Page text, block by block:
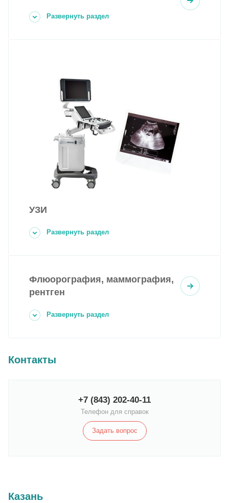
Развернуть раздел
УЗИ
Развернуть раздел
Флюорография, маммография,
рентген
Развернуть раздел
Контакты
+7 (843) 202-40-11
Телефон для справок
Задать вопрос
Казань